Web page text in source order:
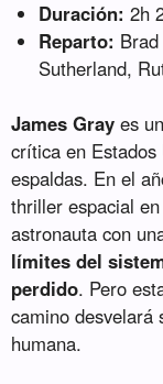
Duración: 2h
Reparto:
Sutherland,
James Gray es
crítica en
espaldas. En el
thriller espacial
astronauta con
límites del
perdido. Pero
camino desvelará
humana.